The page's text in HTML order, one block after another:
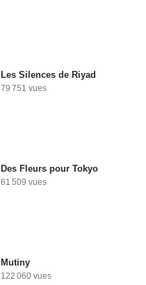
Les Silences de Riyad
79 751 vues
Des Fleurs pour Tokyo
61 509 vues
Mutiny
122 060 vues